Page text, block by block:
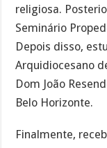
religiosa.
Seminário
Depois disso,
Arquidiocesano
Dom João
Belo Horizonte.
Finalmente,